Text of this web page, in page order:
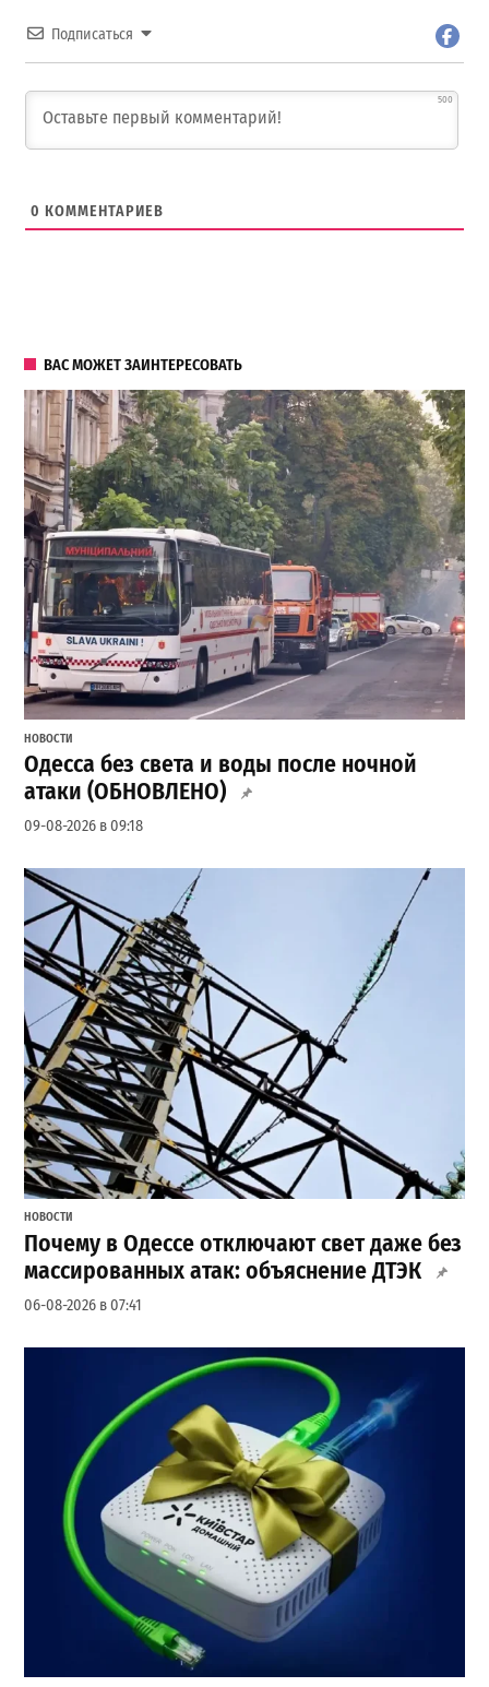
Подписаться
500
0 КОММЕНТАРИЕВ
ВАС МОЖЕТ ЗАИНТЕРЕСОВАТЬ
НОВОСТИ
Одесса без света и воды после ночной
атаки (ОБНОВЛЕНО)
09-08-2026 в 09:18
НОВОСТИ
Почему в Одессе отключают свет даже без
массированных атак: объяснение ДТЭК
06-08-2026 в 07:41